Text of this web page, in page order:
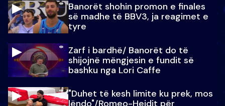
Banorët shohin promon e finales
së madhe të BBV3, ja reagimet e
tyre
Zarf i bardhë/ Banorët do të
shijojnë mëngjesin e fundit së
bashku nga Lori Caffe
"Duhet të kesh limite ku prek, mos